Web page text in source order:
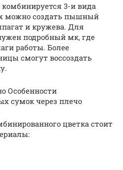
3-и вида
можно создать пышный
и кружева. Для
подробный мк, где
работы. Более
смогут воссоздать
Особенности
сумок через плечо
цветка стоит